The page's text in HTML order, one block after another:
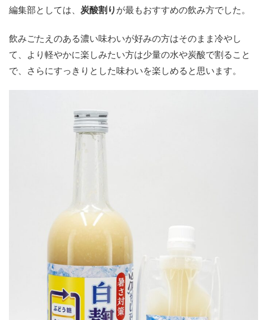
編集部としては、 炭酸割りが最もおすすめの飲み方でした。
飲みごたえのある濃い味わいが好みの方はそのまま冷やし
て、より軽やかに楽しみたい方は少量の水や炭酸で割ること
で、さらにすっきりとした味わいを楽しめると思います。